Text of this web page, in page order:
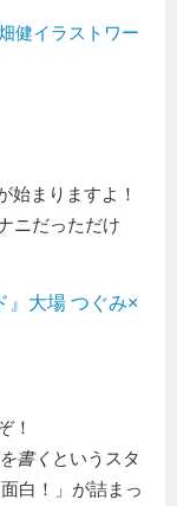
健イラストワー
始まりますよ！
ニだっただけ
』大場 つぐみ×
！
書く というスタ
白！」が詰まっ